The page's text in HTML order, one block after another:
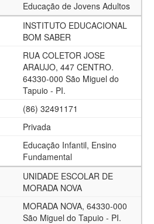
Educação de Jovens Adultos
INSTITUTO EDUCACIONAL
BOM SABER
RUA COLETOR JOSE
ARAUJO, 447 CENTRO.
64330-000 São Miguel do
Tapuio - PI.
(86) 32491171
Privada
Educação Infantil, Ensino
Fundamental
UNIDADE ESCOLAR DE
MORADA NOVA
MORADA NOVA, 64330-000
São Miguel do Tapuio - PI.